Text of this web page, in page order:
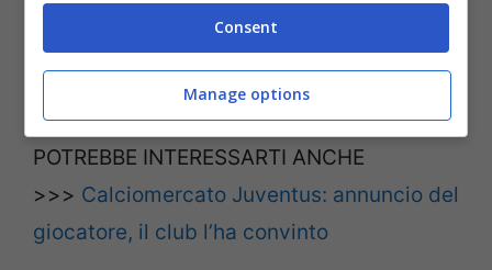
Red Devils, dall’altra il colpo a zero per la
Juventus, che andrebbe dritta ora verso
POTREBBE INTERESSARTI ANCHE
>>> Calciomercato Juventus: annuncio del
giocatore, il club l’ha convinto
Consent
Manage options